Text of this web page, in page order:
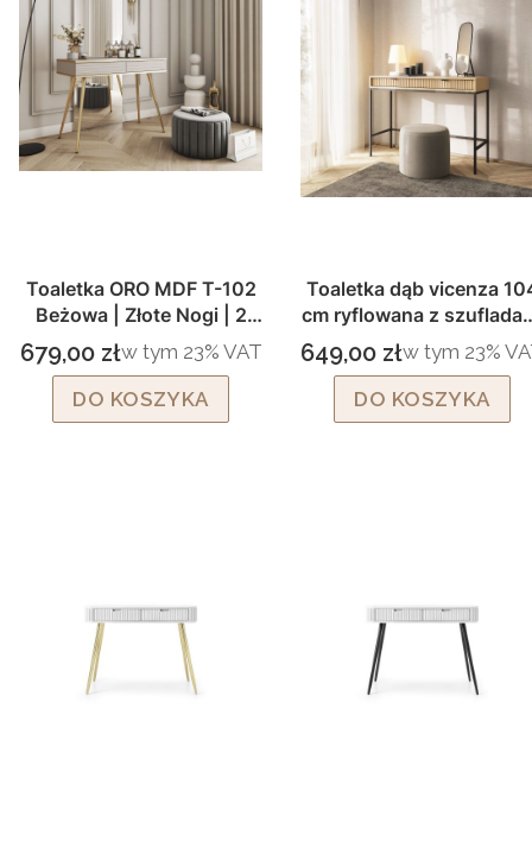
Toaletka ORO MDF T-102
Beżowa | Złote Nogi | 2
Szuflady Push to Open
Cena brutto
679,00 złw tym %s VAT
w tym 23% VAT
DO KOSZYKA
Toaletka dąb vicenza
cm ryflowana z
Livaro T104
Cena brutto
649,00 złw tym %s VAT
w tym 23%
DO KOSZYKA